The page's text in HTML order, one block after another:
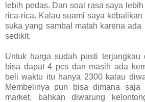
lebih pedas. Dan soal rasa saya
rica-rica. Kalau suami saya
suka yang sambal matah karena ada
sedikit.
Untuk harga sudah pasti terjangkau
bisa dapat 4 pcs dan masih ada
beli waktu itu hanya 2300 kalau
Membelinya pun bisa dimana saja
market, bahkan diwarung